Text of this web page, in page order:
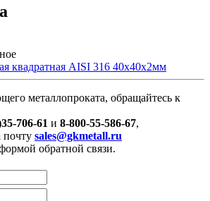
металлопроката, обращайтесь к
706-61 и 8-800-55-586-67,
почту sales@gkmetall.ru
обратной связи.